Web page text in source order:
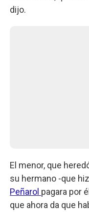
dijo.
El menor, que
su hermano -que
Peñarol pagara por
que ahora da que